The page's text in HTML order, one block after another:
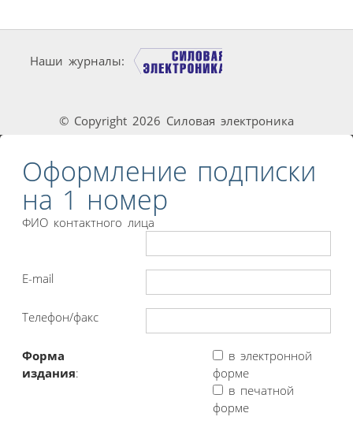
Наши журналы:
© Copyright 2026 Силовая электроника
Оформление подписки
на 1 номер
ФИО контактного лица
E-mail
Телефон/факс
Форма
издания:
в электронной
форме
в печатной
форме